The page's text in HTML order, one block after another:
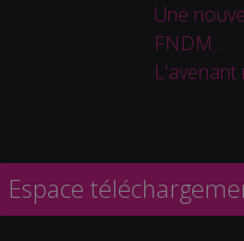
Une
FNDM...
L'avenant
Espace